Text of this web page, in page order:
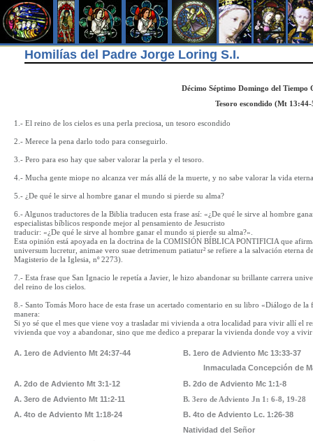
Homilías del Padre Jorge Loring S.I.
Décimo Séptimo Domingo del Tiempo
Tesoro escondido (Mt
1.- El reino de los cielos es una perla preciosa, un tesoro escondido
2.- Merece la pena darlo todo para conseguirlo.
3.- Pero para eso hay que saber valorar la perla y el tesoro.
4.- Mucha gente miope no alcanza ver más allá de la muerte, y no sabe valorar la vida
5.- ¿De qué le sirve al hombre ganar el mundo si pierde su alma?
6.- Algunos traductores de la Biblia traducen esta frase así: «¿De qué le sirve al hombre
especialistas bíblicos responde mejor al pensamiento de Jesucristo
traducir: «¿De qué le sirve al hombre ganar el mundo si pierde su alma?».
Esta opinión está apoyada en la doctrina de la COMISIÓN BÍBLICA PONTIFICIA que
universum lucretur, animae vero suae detrimenum patiatur² se refiere a la salvación
Magisterio de la Iglesia, nº 2273).
7.- Esta frase que San Ignacio le repetía a Javier, le hizo abandonar su brillante carrera
del reino de los cielos.
8.- Santo Tomás Moro hace de esta frase un acertado comentario en su libro «Diálogo de
manera:
Si yo sé que el mes que viene voy a trasladar mi vivienda a otra localidad para vivir allí el
vivienda que voy a abandonar, sino que me dedico a preparar la vivienda donde voy a
A. 1ero de Adviento Mt 24:37-44
B. 1ero de Adviento Mc 13:33-37
Inmaculada Concepción de
A. 2do de Adviento Mt 3:1-12
B. 2do de Adviento Mc 1:1-8
A. 3ero de Adviento Mt 11:2-11
B. 3ero de Adviento Jn 1: 6-8, 19-28
A. 4to de Adviento Mt 1:18-24
B. 4to de Adviento Lc. 1:26-38
Natividad del Señor